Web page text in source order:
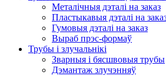
Металічныя дэталі на заказ
Пластыкавыя дэталі на
Гумовыя дэталі на заказ
Выраб прэс-формаў
Трубы і злучальнікі
Зварныя і бясшвовыя трубы
Дэмантаж злучэнняў